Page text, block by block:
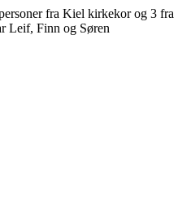
fra Kiel kirkekor og 3 fra
Leif, Finn og Søren